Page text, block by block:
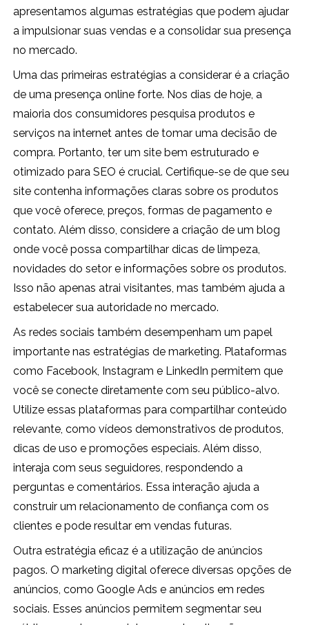
apresentamos algumas estratégias que podem ajudar
a impulsionar suas vendas e a consolidar sua presença
no mercado.
Uma das primeiras estratégias a considerar é a criação
de uma presença online forte. Nos dias de hoje, a
maioria dos consumidores pesquisa produtos e
serviços na internet antes de tomar uma decisão de
compra. Portanto, ter um site bem estruturado e
otimizado para SEO é crucial. Certifique-se de que seu
site contenha informações claras sobre os produtos
que você oferece, preços, formas de pagamento e
contato. Além disso, considere a criação de um blog
onde você possa compartilhar dicas de limpeza,
novidades do setor e informações sobre os produtos.
Isso não apenas atrai visitantes, mas também ajuda a
estabelecer sua autoridade no mercado.
As redes sociais também desempenham um papel
importante nas estratégias de marketing. Plataformas
como Facebook, Instagram e LinkedIn permitem que
você se conecte diretamente com seu público-alvo.
Utilize essas plataformas para compartilhar conteúdo
relevante, como vídeos demonstrativos de produtos,
dicas de uso e promoções especiais. Além disso,
interaja com seus seguidores, respondendo a
perguntas e comentários. Essa interação ajuda a
construir um relacionamento de confiança com os
clientes e pode resultar em vendas futuras.
Outra estratégia eficaz é a utilização de anúncios
pagos. O marketing digital oferece diversas opções de
anúncios, como Google Ads e anúncios em redes
sociais. Esses anúncios permitem segmentar seu